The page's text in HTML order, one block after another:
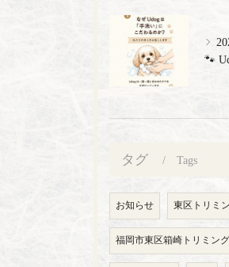
タグ Tags
お知らせ 東区トリミ
福岡市東区箱崎トリミン